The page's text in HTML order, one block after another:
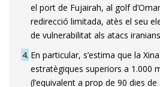
el port de Fujairah, al golf
redirecció limitada, atès el seu
de vulnerabilitat als atacs
4 En particular, s’estima que la
estratègiques superiors a 1.000
(l’equivalent a prop de 90 dies